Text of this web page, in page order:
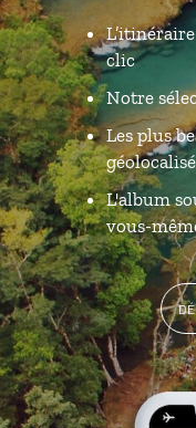
clic
Notre
Les plus
L'album
vous-